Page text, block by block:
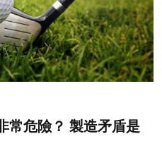
常危險？ 製造矛盾是